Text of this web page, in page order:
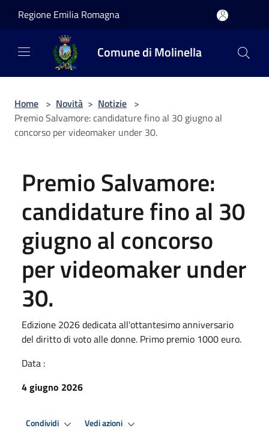
Regione Emilia Romagna
Comune di Molinella
Home > Novità > Notizie >
Premio Salvamore: candidature fino al 30 giugno al
concorso per videomaker under 30.
Premio Salvamore:
candidature fino al 30
giugno al concorso
per videomaker under
30.
Edizione 2026 dedicata all'ottantesimo anniversario
del diritto di voto alle donne. Primo premio 1000 euro.
Data :
4 giugno 2026
Condividi Vedi azioni